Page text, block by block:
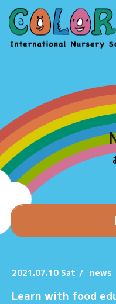
2021.07.10 Sat / news
Learn with food